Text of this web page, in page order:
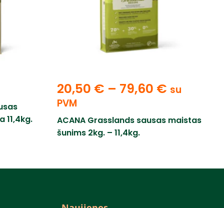
11,4kg.
20,50 € – 79,60 € su
PVM
ACANA Grasslands sausas maistas
šunims 2kg. – 11,4kg.